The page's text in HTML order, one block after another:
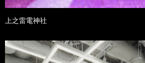
上之雷電神社